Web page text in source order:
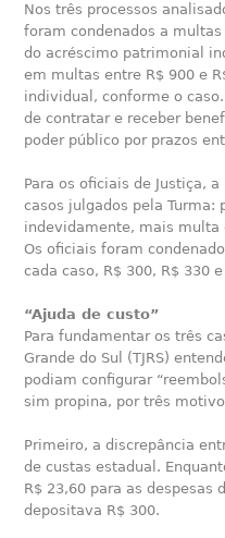
Nos três processos
foram condenados a
do acréscimo patrimonial
em multas entre R$ 900 e
individual, conforme o
de contratar e receber
poder público por prazos
Para os oficiais de Justiça,
casos julgados pela Turma:
indevidamente, mais multa
Os oficiais foram
cada caso, R$ 300, R$ 330
“Ajuda de custo”
Para fundamentar os três
Grande do Sul (TJRS)
podiam configurar
sim propina, por três
Primeiro, a discrepância
de custas estadual.
R$ 23,60 para as despesas
depositava R$ 300.